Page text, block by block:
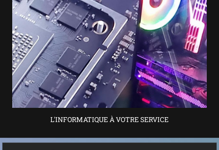
L'INFORMATIQUE À VOTRE SERVICE